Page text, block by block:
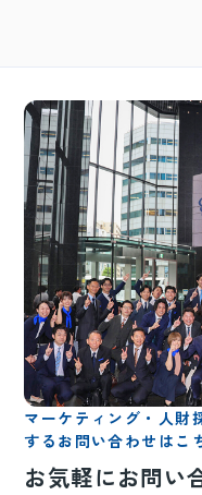
マーケティング・人財
するお問い合わせはこ
お気軽にお問い